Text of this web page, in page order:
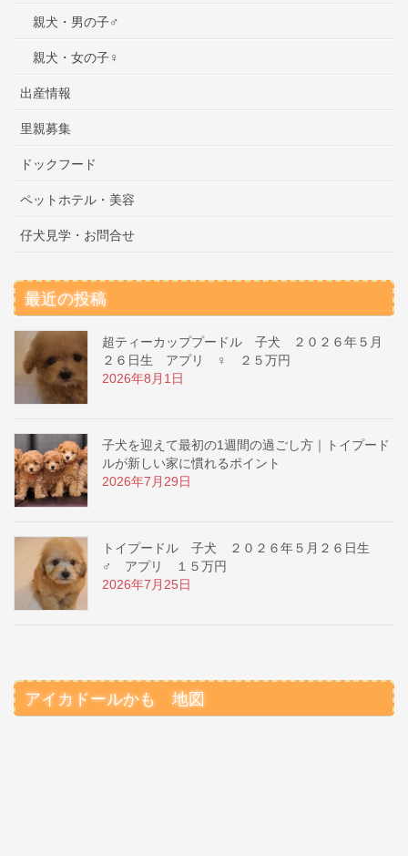
親犬・男の子♂
親犬・女の子♀
出産情報
里親募集
ドックフード
ペットホテル・美容
仔犬見学・お問合せ
最近の投稿
超ティーカッププードル 子犬 ２０２６年５月
２６日生 アプリ ♀ ２５万円
2026年8月1日
子犬を迎えて最初の1週間の過ごし方｜トイプード
ルが新しい家に慣れるポイント
2026年7月29日
トイプードル 子犬 ２０２６年５月２６日生
♂ アプリ １５万円
2026年7月25日
アイカドールかも 地図